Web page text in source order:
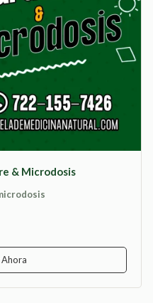
& Microdosis